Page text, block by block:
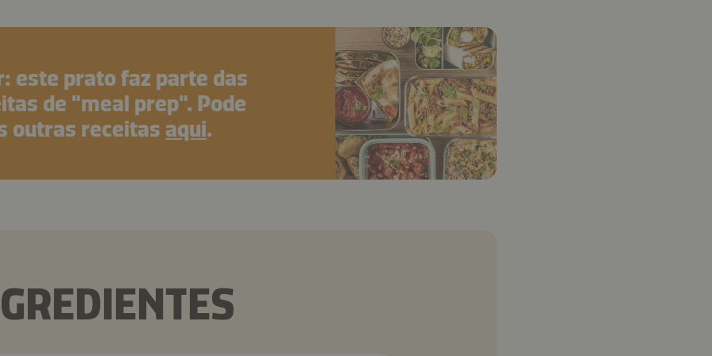
este prato faz parte das
de "meal prep". Pode
outras receitas aqui.